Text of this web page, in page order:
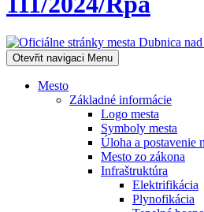
Otevřit navigaci Menu
Mesto
Základné informácie
Logo mesta
Symboly mesta
Úloha a postavenie
Mesto zo zákona
Infraštruktúra
Elektrifikácia
Plynofikácia